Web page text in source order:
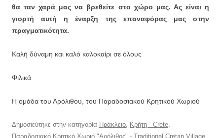
θα ταν χαρά μας να βρεθείτε στο χώρο μας. Ας είναι η
γιορτή αυτή η έναρξη της επαναφόρας μας στην
πραγματικότητα.
Καλή δύναμη και καλό καλοκαίρι σε όλους
Φιλικά
Η ομάδα του Αρόλιθου, του Παραδοσιακού Κρητικού Χωριού
Δημοσιεύτηκε στην κατηγορία Ηράκλειο, Κρήτη - Crete,
Παραδοσιακό Κρητικό Χωριό "Αρόλιθος" - Traditional Cretan Village